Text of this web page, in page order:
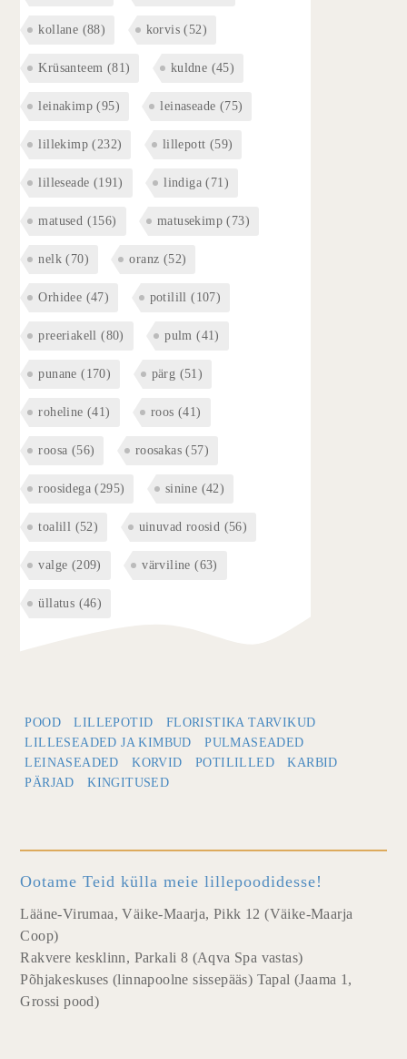
kollane (88) korvis (52)
Krüsanteem (81) kuldne (45)
leinakimp (95) leinaseade (75)
lillekimp (232) lillepott (59)
lilleseade (191) lindiga (71)
matused (156) matusekimp (73)
nelk (70) oranz (52)
Orhidee (47) potilill (107)
preeriakell (80) pulm (41)
punane (170) pärg (51)
roheline (41) roos (41)
roosa (56) roosakas (57)
roosidega (295) sinine (42)
toalill (52) uinuvad roosid (56)
valge (209) värviline (63)
üllatus (46)
POOD LILLEPOTID
FLORISTIKA TARVIKUD
LILLESEADED JA KIMBUD
PULMASEADED
LEINASEADED
KORVID POTILILLED
KARBID
PÄRJAD
KINGITUSED
Ootame Teid külla meie lillepoodidesse!
Lääne-Virumaa, Väike-Maarja, Pikk 12 (Väike-Maarja
Coop)
Rakvere kesklinn, Parkali 8 (Aqva Spa vastas)
Põhjakeskuses (linnapoolne sissepääs) Tapal (Jaama 1,
Grossi pood)